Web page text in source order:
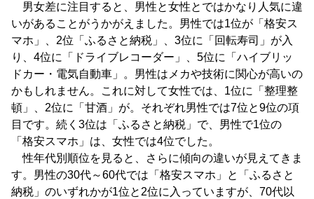
男女差に注目すると、男性と女性とではかなり人気に違
いがあることがうかがえました。男性では1位が「格安ス
マホ」、2位「ふるさと納税」、3位に「回転寿司」が入
り、4位に「ドライブレコーダー」、5位に「ハイブリッ
ドカー・電気自動車」。男性はメカや技術に関心が高いの
かもしれません。これに対して女性では、1位に「整理整
頓」、2位に「甘酒」が。それぞれ男性では7位と9位の項
目です。続く3位は「ふるさと納税」で、男性で1位の
「格安スマホ」は、女性では4位でした。
性年代別順位を見ると、さらに傾向の違いが見えてきま
す。男性の30代～60代では「格安スマホ」と「ふるさと
納税」のいずれかが1位と2位に入っていますが、70代以